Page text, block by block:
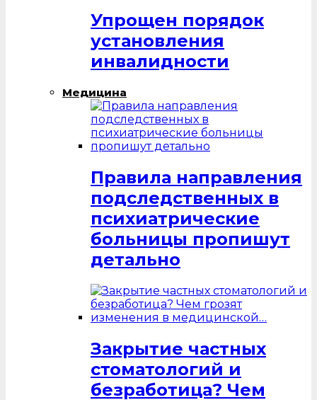
Упрощен порядок
установления
инвалидности
Медицина
Правила направления
подследственных в
психиатрические
больницы пропишут
детально
Закрытие частных
стоматологий и
безработица? Чем